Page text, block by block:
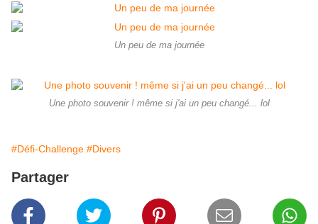
Un peu de ma journée
Une photo souvenir ! même si j'ai un peu changé... lol
#Défi-Challenge #Divers
Partager